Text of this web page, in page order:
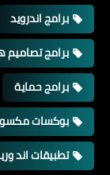
برامج اندرويد
برامج
برامج حماية
بوكسات
تطبيقات اند